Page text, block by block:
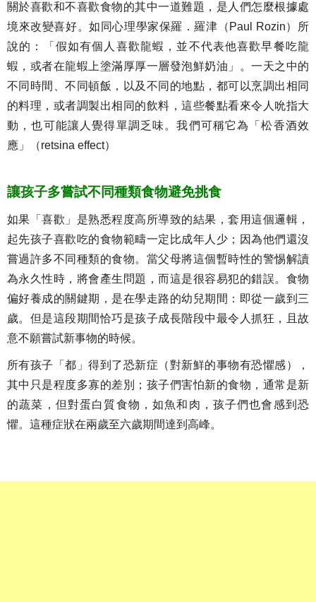
關於喜歡和不喜歡食物的其中一道難題，是人們怎麼根據處
境來改變喜好。如同心理學家保羅．羅津（Paul Rozin）所
說的：「假如有個人喜歡龍蝦，並不代表他喜歡早餐吃龍
蝦，或者在龍蝦上塗滿厚厚一層發泡鮮奶油」。一天之中的
不同時間、不同頓飯，以及不同的地點，都可以烹調出相同
的料理，或者調製出相同的飲料，這些餐點看來令人吮指大
動，也可能讓人覺得單調乏味。我們可稱它為「松香酒效
應」（retsina effect）
讓孩子多嘗試不同種類食物避免挑食
如果「喜歡」是熟悉程度高所導致的結果，套用這個邏輯，
起先孩子喜歡吃的食物範疇一定比成年人少；因為他們還沒
嘗過許多不同種類的食物。當父母將這個暫時性的警惕解讀
為永久性時，將會產生問題，而這是很容易犯的錯誤。食物
偏好養成的關鍵期，是在學走路的幼兒期間：即從一歲到三
歲。但是這段期間恰巧是孩子成長階段中最令人抓狂，且故
意不願嘗試新事物的時候。
所有孩子「都」得到了恐新症（對新鮮的事物有恐懼感），
其中只是程度多寡的差別；孩子們害怕新的食物，通常是新
的蔬菜，但對蛋白質食物，如魚和肉，孩子們也會感到恐
懼。這種症狀在兩歲至六歲期間達到高峰。